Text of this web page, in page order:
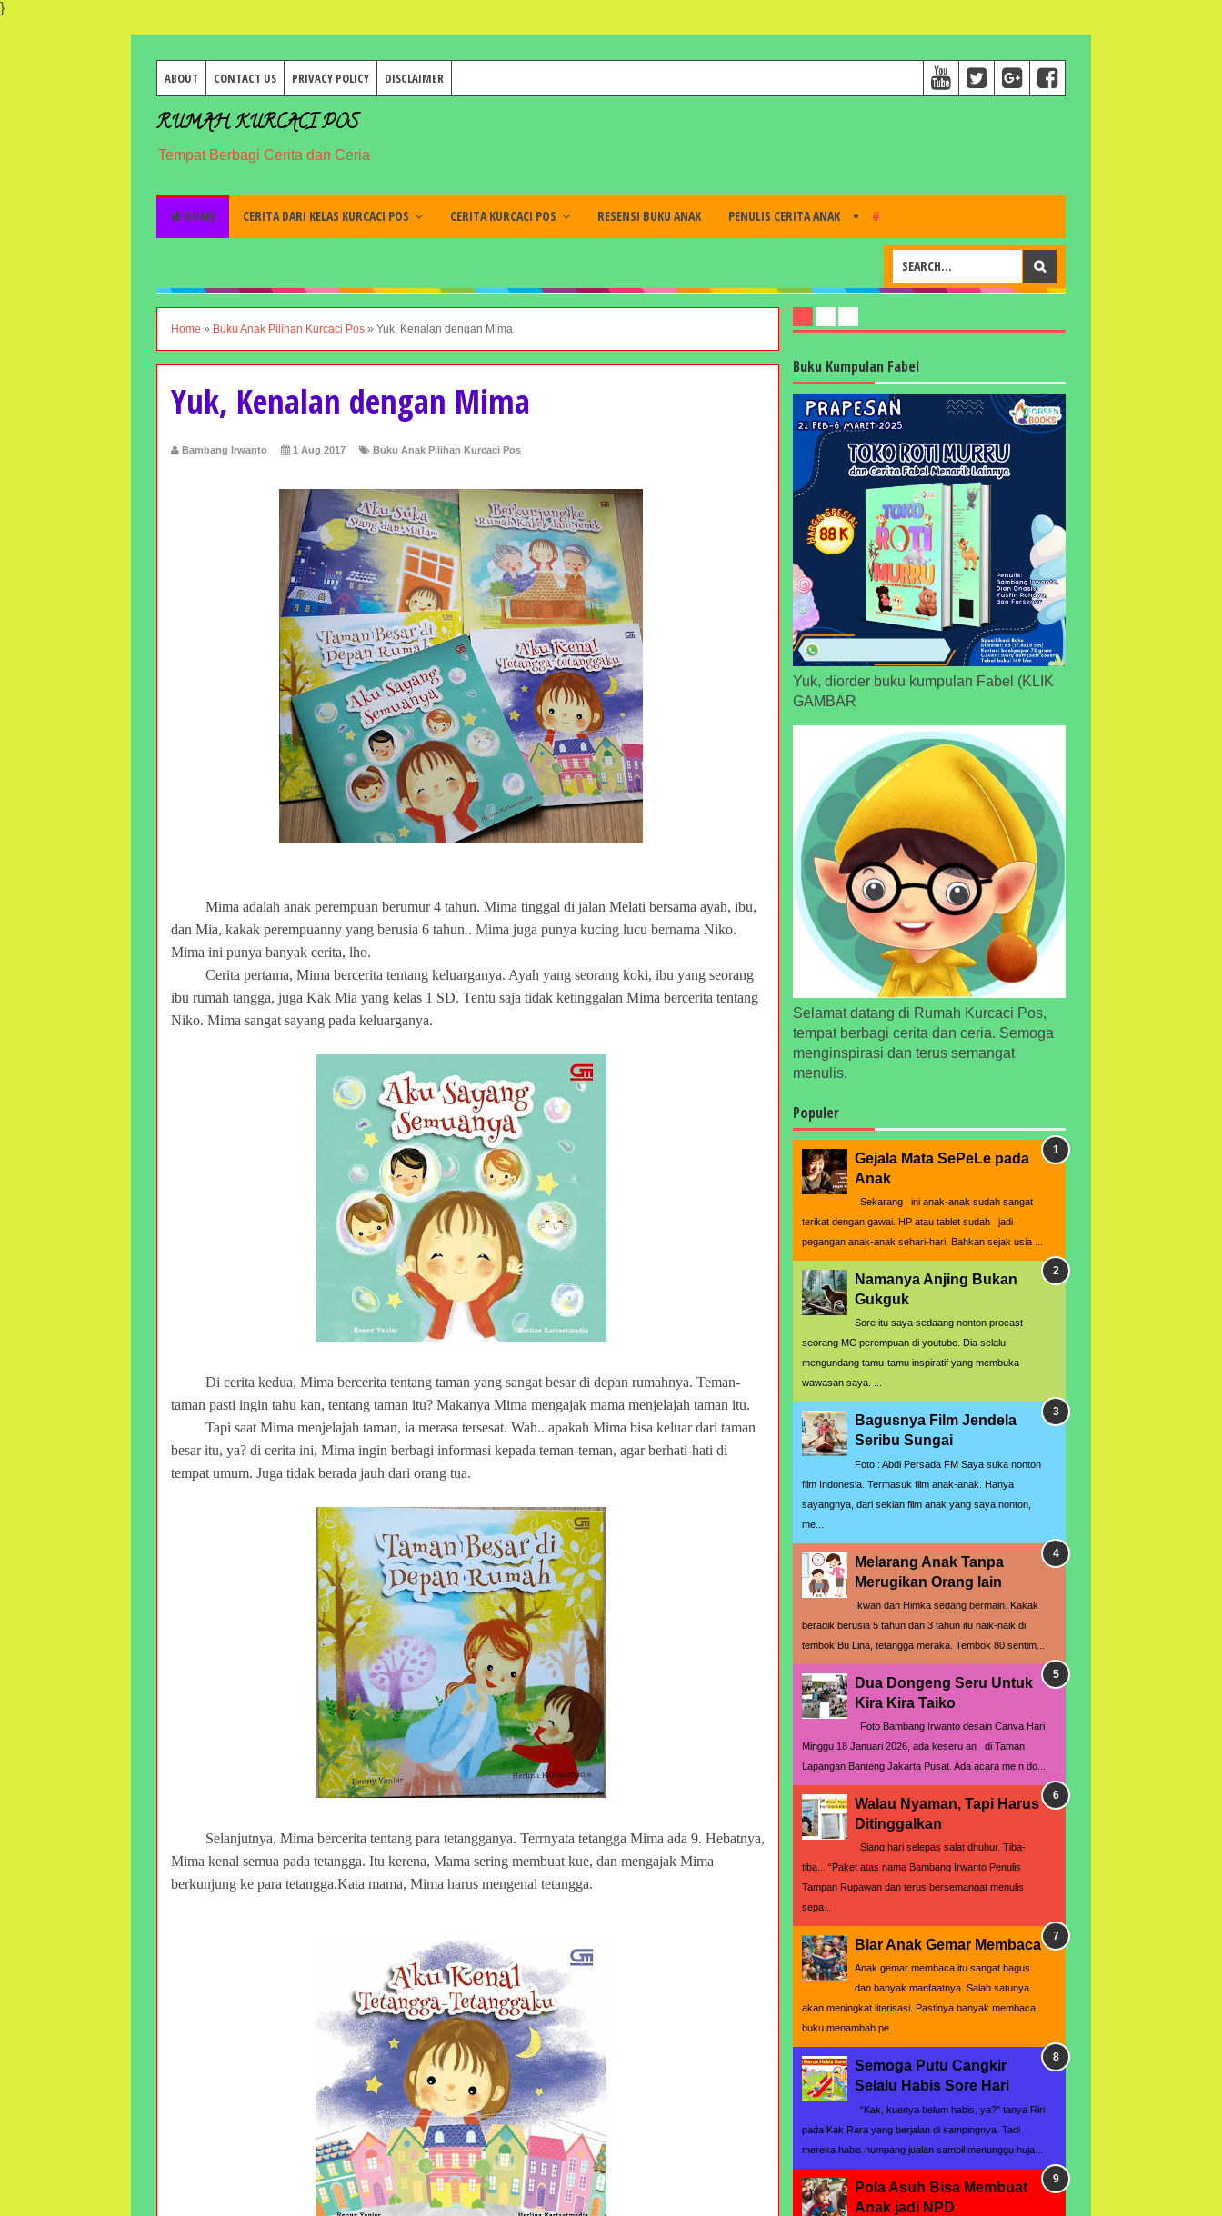
}
ABOUT CONTACT US PRIVACY POLICY DISCLAIMER
RUMAH KURCACI POS
Tempat Berbagi Cerita dan Ceria
HOME CERITA DARI KELAS KURCACI POS CERITA KURCACI POS RESENSI BUKU ANAK PENULIS CERITA ANAK #
Home » Buku Anak Pilihan Kurcaci Pos » Yuk, Kenalan dengan Mima
Yuk, Kenalan dengan Mima
Bambang Irwanto 1 Aug 2017 Buku Anak Pilihan Kurcaci Pos
Mima adalah anak perempuan berumur 4 tahun. Mima tinggal di jalan Melati bersama ayah, ibu,
dan Mia, kakak perempuanny yang berusia 6 tahun.. Mima juga punya kucing lucu bernama Niko.
Mima ini punya banyak cerita, lho.
Cerita pertama, Mima bercerita tentang keluarganya. Ayah yang seorang koki, ibu yang seorang
ibu rumah tangga, juga Kak Mia yang kelas 1 SD. Tentu saja tidak ketinggalan Mima bercerita tentang
Niko. Mima sangat sayang pada keluarganya.
Di cerita kedua, Mima bercerita tentang taman yang sangat besar di depan rumahnya. Teman-
taman pasti ingin tahu kan, tentang taman itu? Makanya Mima mengajak mama menjelajah taman itu.
Tapi saat Mima menjelajah taman, ia merasa tersesat. Wah.. apakah Mima bisa keluar dari taman
besar itu, ya? di cerita ini, Mima ingin berbagi informasi kepada teman-teman, agar berhati-hati di
tempat umum. Juga tidak berada jauh dari orang tua.
Selanjutnya, Mima bercerita tentang para tetangganya. Terrnyata tetangga Mima ada 9. Hebatnya,
Mima kenal semua pada tetangga. Itu kerena, Mama sering membuat kue, dan mengajak Mima
berkunjung ke para tetangga.Kata mama, Mima harus mengenal tetangga.
Buku Kumpulan Fabel
Yuk, diorder buku kumpulan Fabel (KLIK
GAMBAR
Selamat datang di Rumah Kurcaci Pos,
tempat berbagi cerita dan ceria. Semoga
menginspirasi dan terus semangat
menulis.
Populer
Gejala Mata SePeLe pada
Anak
Sekarang ini anak-anak sudah sangat
terikat dengan gawai. HP atau tablet sudah jadi
pegangan anak-anak sehari-hari. Bahkan sejak usia ...
Namanya Anjing Bukan
Gukguk
Sore itu saya sedaang nonton procast
seorang MC perempuan di youtube. Dia selalu
mengundang tamu-tamu inspiratif yang membuka
wawasan saya. ...
Bagusnya Film Jendela
Seribu Sungai
Foto : Abdi Persada FM Saya suka nonton
film Indonesia. Termasuk film anak-anak. Hanya
sayangnya, dari sekian film anak yang saya nonton,
me...
Melarang Anak Tanpa
Merugikan Orang lain
Ikwan dan Himka sedang bermain. Kakak
beradik berusia 5 tahun dan 3 tahun itu naik-naik di
tembok Bu Lina, tetangga meraka. Tembok 80 sentim...
Dua Dongeng Seru Untuk
Kira Kira Taiko
Foto Bambang Irwanto desain Canva Hari
Minggu 18 Januari 2026, ada keseru an di Taman
Lapangan Banteng Jakarta Pusat. Ada acara me n do...
Walau Nyaman, Tapi Harus
Ditinggalkan
Siang hari selepas salat dhuhur. Tiba-
tiba... “Paket atas nama Bambang Irwanto Penulis
Tampan Rupawan dan terus bersemangat menulis
sepa...
Biar Anak Gemar Membaca
Anak gemar membaca itu sangat bagus
dan banyak manfaatnya. Salah satunya
akan meningkat literisasi. Pastinya banyak membaca
buku menambah pe...
Semoga Putu Cangkir
Selalu Habis Sore Hari
“Kak, kuenya belum habis, ya?” tanya Riri
pada Kak Rara yang berjalan di sampingnya. Tadi
mereka habis numpang jualan sambil menunggu huja...
Pola Asuh Bisa Membuat
Anak jadi NPD